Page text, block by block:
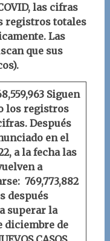
las cifras
registros totales
Las
que sus
Siguen
los registros
Después
en el
a la fecha las
a
769,773,882
después
superar la
diciembre de